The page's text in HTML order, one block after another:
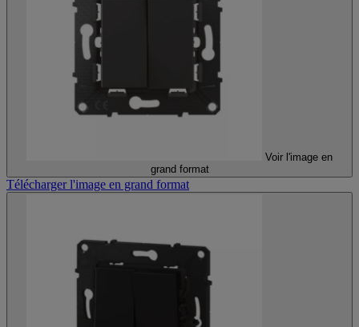
Voir l'image en
grand format
Télécharger l'image en grand format